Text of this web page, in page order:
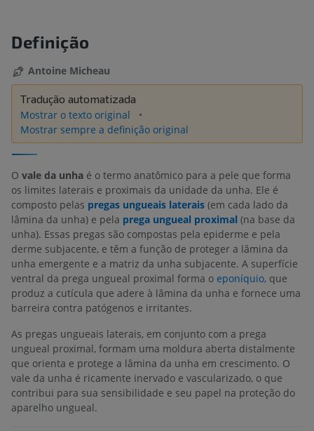
Definição
Antoine Micheau
Tradução automatizada
Mostrar o texto original
Mostrar sempre a definição original
O vale da unha é o termo anatômico para a pele que forma
os limites laterais e proximais da unidade da unha. Ele é
composto pelas pregas ungueais laterais (em cada lado da
lâmina da unha) e pela prega ungueal proximal (na base da
unha). Essas pregas são compostas pela epiderme e pela
derme subjacente, e têm a função de proteger a lâmina da
unha emergente e a matriz da unha subjacente. A superfície
ventral da prega ungueal proximal forma o eponíquio, que
produz a cutícula que adere à lâmina da unha e fornece uma
barreira contra patógenos e irritantes.
As pregas ungueais laterais, em conjunto com a prega
ungueal proximal, formam uma moldura aberta distalmente
que orienta e protege a lâmina da unha em crescimento. O
vale da unha é ricamente inervado e vascularizado, o que
contribui para sua sensibilidade e seu papel na proteção do
aparelho ungueal.